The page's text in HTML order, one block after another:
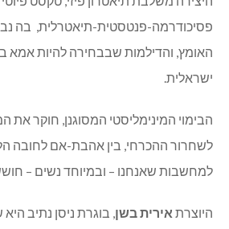
פסיכודרמה-פנטסטית-תיאטרלית, בה
האומץ, והדילמות שבבחירה להיות אמא
ישראלית.
הבימוי המינימליסטי המסוגנן, חוקר את
לשחרור ההכרחי, בין אהבת-אם לחובה
למחשבות שאנחנו – ובמיוחד נשים –
היוצרת אירית בשן, בוגרת ניסן נתיב